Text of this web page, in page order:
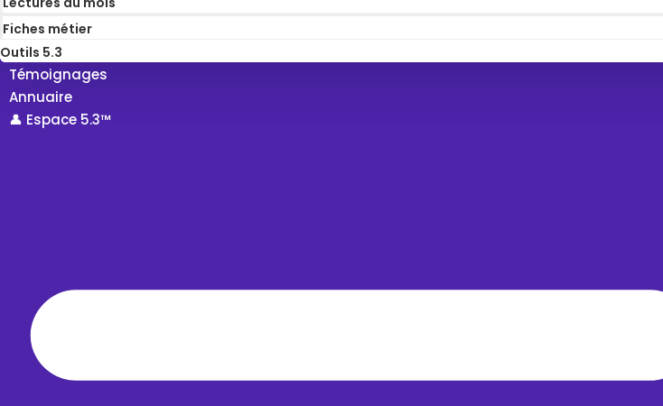
Fiches métier
Outils 5.3
Témoignages
Annuaire
👤 Espace 5.3™